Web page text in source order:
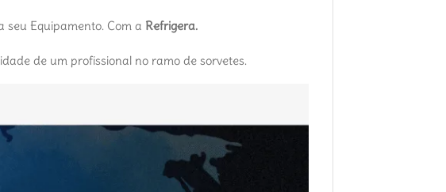
seu Equipamento. Com a Refrigera.
de um profissional no ramo de sorvetes.